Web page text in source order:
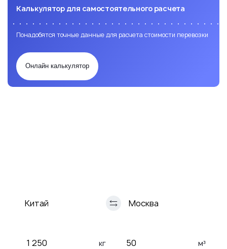
Калькулятор для самостоятельного расчета
Понадобятся точные данные для расчета стоимости перевозки
Онлайн калькулятор
кг м³